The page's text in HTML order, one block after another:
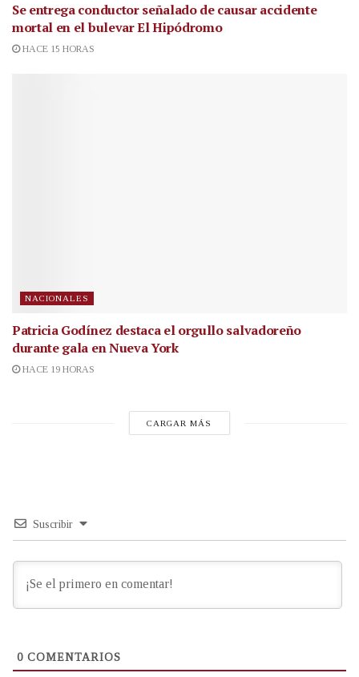
Se entrega conductor señalado de causar accidente
mortal en el bulevar El Hipódromo
HACE 15 HORAS
NACIONALES
Patricia Godínez destaca el orgullo salvadoreño
durante gala en Nueva York
HACE 19 HORAS
CARGAR MÁS
Suscribir
0 COMENTARIOS